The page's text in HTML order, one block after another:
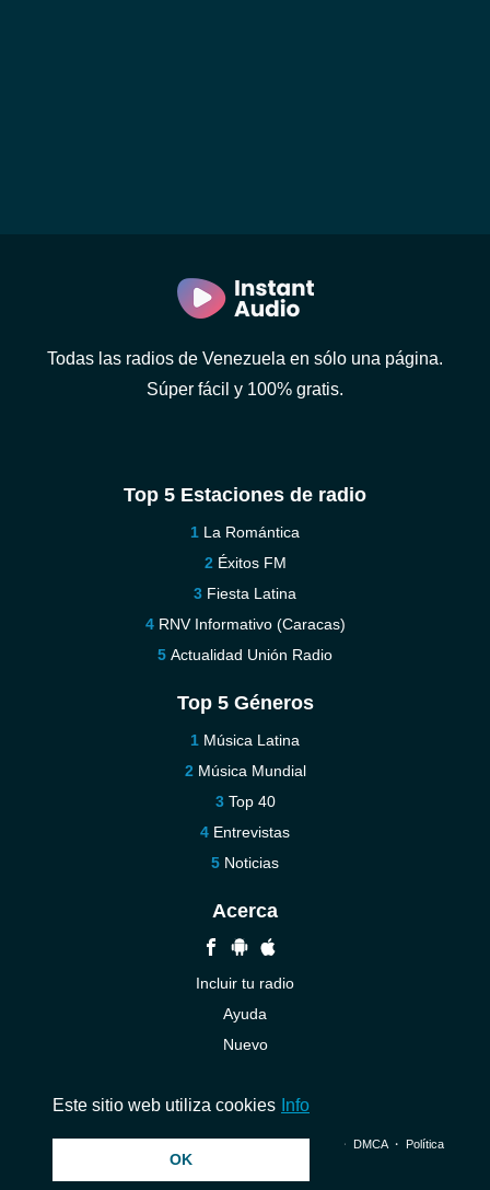
Todas las radios de Venezuela en sólo una página.
Súper fácil y 100% gratis.
Top 5 Estaciones de radio
La Romántica
Éxitos FM
Fiesta Latina
RNV Informativo (Caracas)
Actualidad Unión Radio
Top 5 Géneros
Música Latina
Música Mundial
Top 40
Entrevistas
Noticias
Acerca
Incluir tu radio
Ayuda
Nuevo
© 2026 InstantAudio. Reservados todos los derechos. ・ DMCA・ Política
Este sitio web utiliza cookies Info
OK